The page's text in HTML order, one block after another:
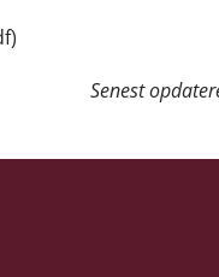
Senest